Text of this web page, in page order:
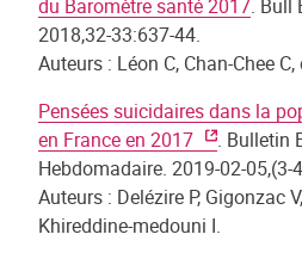
du Baromètre santé 2017. Bull
2018,32-33:637-44.
Auteurs : Léon C, Chan-Chee
Pensées suicidaires dans la
en France en 2017
. Bulletin
Hebdomadaire. 2019-02-05,(3-
Auteurs : Delézire P, Gigonzac
Khireddine-medouni I.